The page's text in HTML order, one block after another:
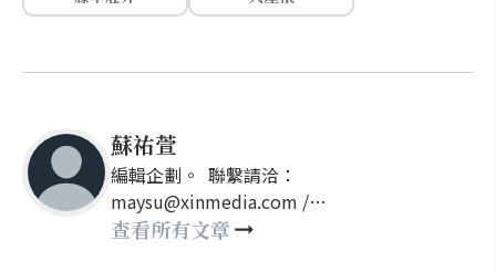
蘇祐萱
編輯企劃。 聯繫請洽：
maysu@xinmedia.com /
may860527@gmail.com
查看所有文章